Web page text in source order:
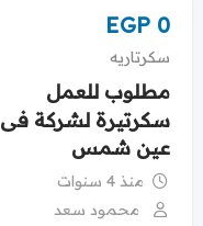
EGP 0
سكرتاريه
مطلوب للعمل
سكرتيرة لشركة فى
عين شمس
منذ 4 سنوات
محمود سعد